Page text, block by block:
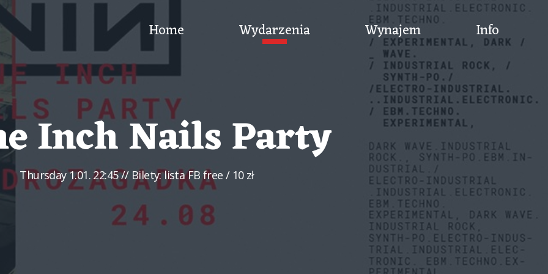
Home Wydarzenia Wynajem Info
Inch Nails Party
Thursday1.01. 22:45// Bilety: lista FB free / 10 zł